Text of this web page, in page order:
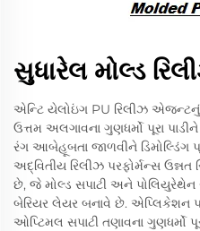
સુધારેલ મોલ્ડ
એન્ટિ યેલોઇંગ PU રિલીઝ એજન્ટનું
ઉત્તમ અલગાવના ગુણધર્મો પૂરા
રંગ આબેહૂબતા જાળવીને ડિમોલ્ડિંગ
અદ્વિતીય રિલીઝ પરફોર્મન્સ
છે, જે મોલ્ડ સપાટી અને
બેરિયર લેયર બનાવે છે. એપ્લિકેશન
ઓપ્ટિમલ સપાટી તણાવના